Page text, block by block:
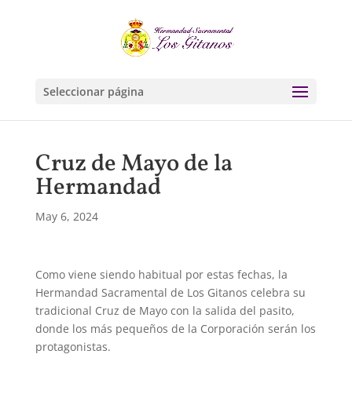
Seleccionar página
Cruz de Mayo de la
Hermandad
May 6, 2024
Como viene siendo habitual por estas fechas, la
Hermandad Sacramental de Los Gitanos celebra su
tradicional Cruz de Mayo con la salida del pasito,
donde los más pequeños de la Corporación serán los
protagonistas.